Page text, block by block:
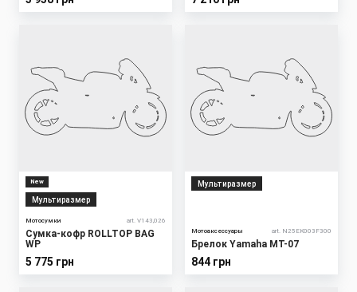
New
Мультиразмер
Мотосумки art. V143,026
Сумка-кофр ROLLTOP BAG
WP
5 775 грн
Мультиразмер
Мотоаксессуары art. N25EK003F300
Брелок Yamaha MT-07
844 грн